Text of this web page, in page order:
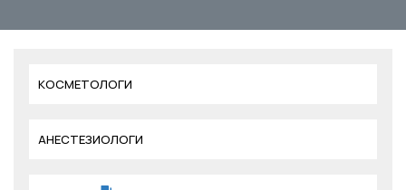
КОСМЕТОЛОГИ
АНЕСТЕЗИОЛОГИ